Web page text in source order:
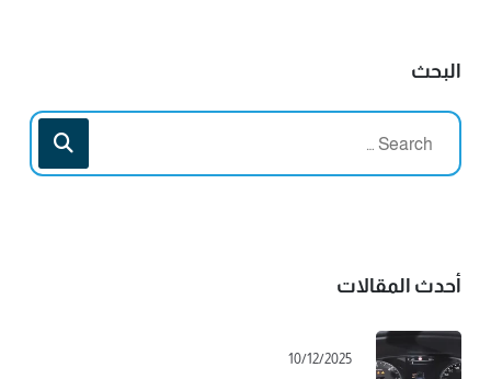
البحث
أحدث المقالات
10/12/2025